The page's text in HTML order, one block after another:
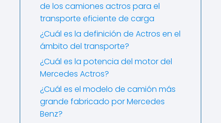
de los camiones actros para el
transporte eficiente de carga
¿Cuál es la definición de Actros en el
ámbito del transporte?
¿Cuál es la potencia del motor del
Mercedes Actros?
¿Cuál es el modelo de camión más
grande fabricado por Mercedes
Benz?